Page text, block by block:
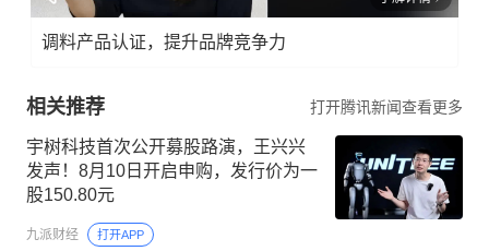
调料产品认证，提升品牌竞争力
相关推荐 打开腾讯新闻查看更多
宇树科技首次公开募股路演，王兴兴
发声！8月10日开启申购，发行价为一
股150.80元
九派财经 打开APP